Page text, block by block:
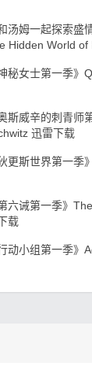
汤姆一起探索盛
Hidden World of
神秘女士第一季
奥斯威辛的刺青师
迅雷下载
狄更斯世界第一季
第六诫第一季》
载
行动小组第一季》